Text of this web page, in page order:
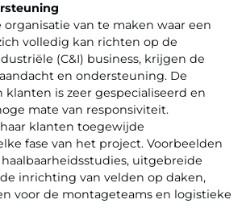
organisatie van te maken waar een
volledig kan richten op de
(C&I) business, krijgen de
en ondersteuning. De
is zeer gespecialiseerd en
mate van responsiviteit.
klanten toegewijde
fase van het project. Voorbeelden
uitgebreide
inrichting van velden op daken,
voor de montageteams en logistieke